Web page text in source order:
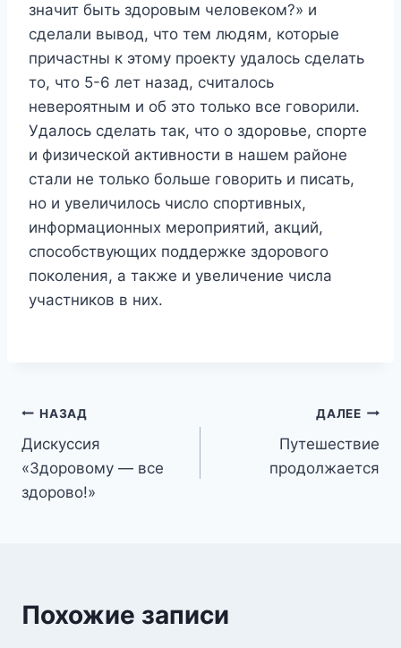
значит быть здоровым человеком?» и
сделали вывод, что тем людям, которые
причастны к этому проекту удалось сделать
то, что 5-6 лет назад, считалось
невероятным и об это только все говорили.
Удалось сделать так, что о здоровье, спорте
и физической активности в нашем районе
стали не только больше говорить и писать,
но и увеличилось число спортивных,
информационных мероприятий, акций,
способствующих поддержке здорового
поколения, а также и увеличение числа
участников в них.
Навигация
по
записям
НАЗАД
Дискуссия
«Здоровому — все
здорово!»
ДАЛЕЕ
Путешествие
продолжается
Похожие записи